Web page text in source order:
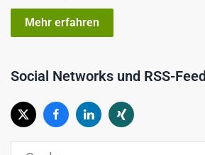
Mehr erfahren
Social Networks und RSS-Feed